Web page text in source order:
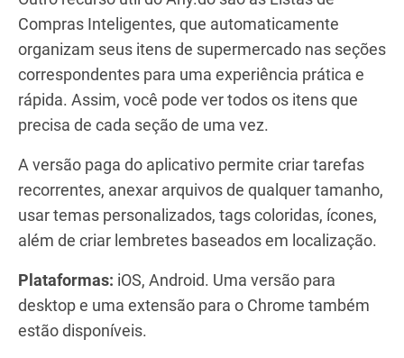
Compras Inteligentes, que automaticamente
organizam seus itens de supermercado nas seções
correspondentes para uma experiência prática e
rápida. Assim, você pode ver todos os itens que
precisa de cada seção de uma vez.
A versão paga do aplicativo permite criar tarefas
recorrentes, anexar arquivos de qualquer tamanho,
usar temas personalizados, tags coloridas, ícones,
além de criar lembretes baseados em localização.
Plataformas: iOS, Android. Uma versão para
desktop e uma extensão para o Chrome também
estão disponíveis.